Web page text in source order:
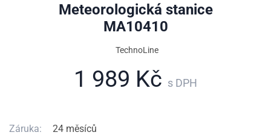
Meteorologická stanice
MA10410
TechnoLine
1 989 Kč s DPH
Záruka:
24 měsíců